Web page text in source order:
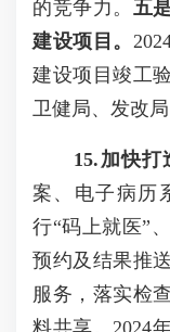
的竞争力。 五
建设项目。
建设项目竣工
卫健局、发改
15.加快打
案、电子病历
行“码上就医”
预约及结果推
服务，落实检
料共享。2024